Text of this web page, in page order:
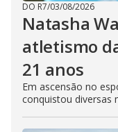
DO R7/03/08/2026
Natasha
atletismo
21 anos
Em ascensão no
conquistou diversas